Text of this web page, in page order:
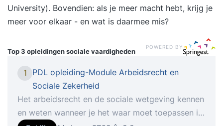
University). Bovendien: als je meer macht hebt, krijg je
meer voor elkaar - en wat is daarmee mis?
Top 3 opleidingensociale vaardigheden
POWERED BY
1
PDL opleiding-Module Arbeidsrecht en
Sociale Zekerheid
Het arbeidsrecht en de sociale wetgeving kennen
en weten wanneer je het waar moet toepassen is